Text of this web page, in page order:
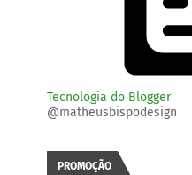
Tecnologia do Blogger
@matheusbispodesign
PROMOÇÃO